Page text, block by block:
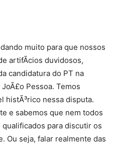
muito para que nossos
artifÃ­cios duvidosos,
candidatura do PT na
Pessoa. Temos
histÃ³rico nessa disputa.
e sabemos que nem todos
para discutir os
Ou seja, falar realmente das